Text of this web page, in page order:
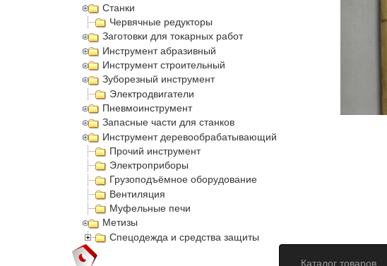
Станки
Червячные редукторы
Заготовки для токарных работ
Инструмент абразивный
Инструмент строительный
Зуборезный инструмент
Электродвигатели
Пневмоинструмент
Запасные части для станков
Инструмент деревообрабатывающий
Прочий инструмент
Электроприборы
Грузоподъёмное оборудование
Вентиляция
Муфельные печи
Метизы
Спецодежда и средства защиты
Каталог товаров